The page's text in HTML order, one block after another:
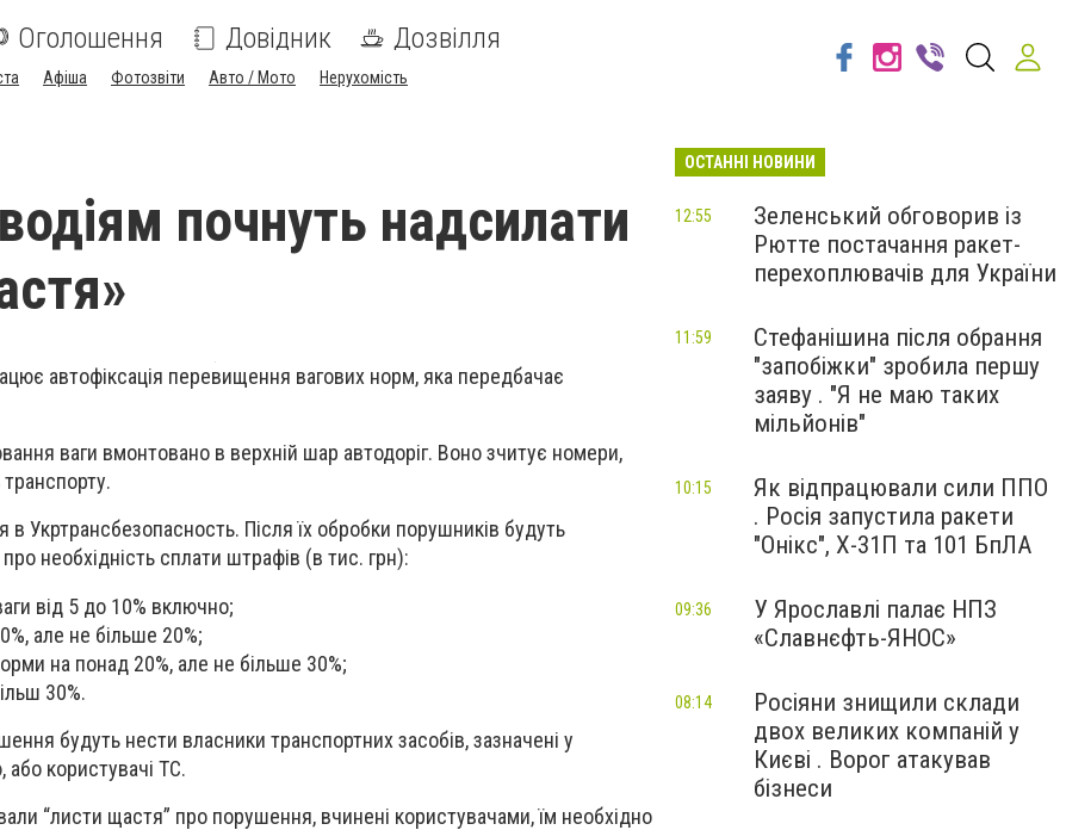
Оголошення Довідник Дозвілля
Афіша Фотозвіти Авто / Мото Нерухомість
почнуть надсилати
автофіксація перевищення вагових норм, яка передбачає
ваги вмонтовано в верхній шар автодоріг. Воно зчитує номери,
в Укртрансбезопасность. Після їх обробки порушників будуть
необхідність сплати штрафів (в тис. грн):
від 5 до 10% включно;
але не більше 20%;
на понад 20%, але не більше 30%;
30%.
будуть нести власники транспортних засобів, зазначені у
або користувачі ТС.
“листи щастя” про порушення, вчинені користувачами, їм необхідно
ОСТАННІ НОВИНИ
Зеленський обговорив із
Рютте постачання ракет-
перехоплювачів для України
12:55
Стефанішина після обрання
"запобіжки" зробила першу
заяву . "Я не маю таких
мільйонів"
11:59
Як відпрацювали сили ППО
. Росія запустила ракети
"Онікс", Х-31П та 101 БпЛА
10:15
У Ярославлі палає НПЗ
«Славнєфть-ЯНОС»
09:36
Росіяни знищили склади
двох великих компаній у
Києві . Ворог атакував
бізнеси
08:14